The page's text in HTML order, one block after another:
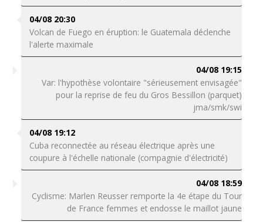
04/08 20:30
Volcan de Fuego en éruption: le Guatemala déclenche
l'alerte maximale
04/08 19:15
Var: l'hypothèse volontaire "sérieusement envisagée"
pour la reprise de feu du Gros Bessillon (parquet)
jma/smk/swi
04/08 19:12
Cuba reconnectée au réseau électrique après une
coupure à l'échelle nationale (compagnie d'électricité)
04/08 18:59
Cyclisme: Marlen Reusser remporte la 4e étape du Tour
de France femmes et endosse le maillot jaune